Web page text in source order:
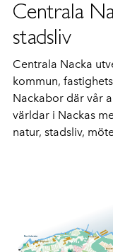
Centrala
stadsliv
Centrala Nacka
kommun,
Nackabor där vår
världar i Nackas
natur, stadsliv,